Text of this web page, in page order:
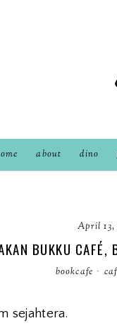
about dino
April 13,
BUKKU CAFÉ,
bookcafe ·
sejahtera.